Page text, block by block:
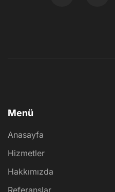
Menü
Anasayfa
Hizmetler
Hakkımızda